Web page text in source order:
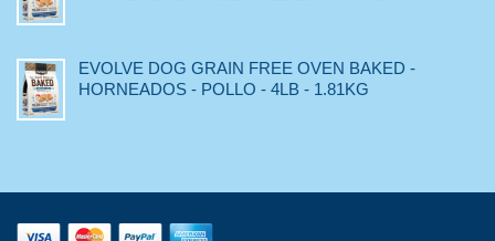
EVOLVE DOG GRAIN FREE OVEN BAKED -
HORNEADOS - POLLO - 4LB - 1.81KG